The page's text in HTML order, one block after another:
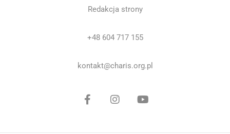
Redakcja strony
+48 604 717 155
kontakt@charis.org.pl